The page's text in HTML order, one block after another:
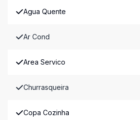
Agua Quente
Ar Cond
Area Servico
Churrasqueira
Copa Cozinha